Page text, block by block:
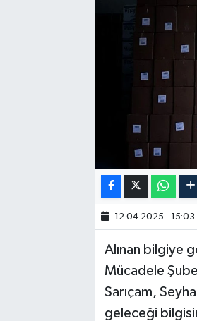
12.04.2025 - 15:03
Alınan bilgiye
Mücadele
Sarıçam,
geleceği